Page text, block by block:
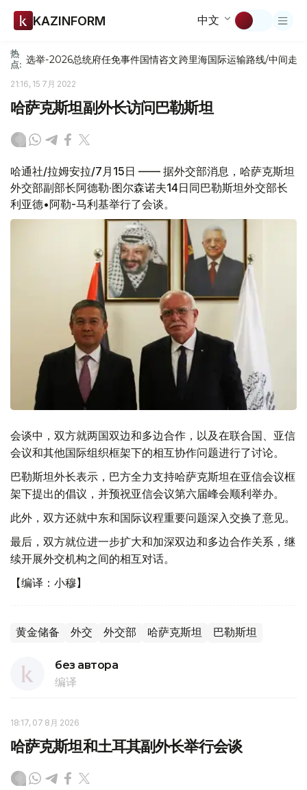
KAZINFORM 中文
热
点: 选举-2026总统府任免事件国情咨文跨里海国际运输路线/中间走廊
21:16, 15 7月 2022
哈萨克斯坦副外长访问巴勒斯坦
哈通社/拉姆安拉/7月15日 —— 据外交部消息，哈萨克斯坦
外交部副部长阿德勒·图尔森诺夫14日同巴勒斯坦外交部长
利亚德•阿勒-马利基举行了会谈。
会谈中，双方就两国双边和多边合作，以及在联合国、亚信
会议和其他国际组织框架下的相互协作问题进行了讨论。
巴勒斯坦外长表示，巴方全力支持哈萨克斯坦在亚信会议框
架下提出的倡议，并预祝亚信会议第六届峰会顺利举办。
此外，双方还就中东和国际议程重要问题深入交换了意见。
最后，双方就位进一步扩大和加深双边和多边合作关系，继
续开展外交机构之间的相互对话。
【编译：小穆】
黄金储备 外交 外交部 哈萨克斯坦 巴勒斯坦
без автора
编译
18:17, 07 8月 2026
哈萨克斯坦和土耳其副外长举行会谈